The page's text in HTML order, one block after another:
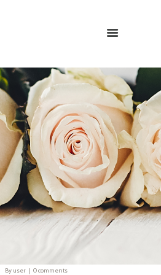
By user 0 comments